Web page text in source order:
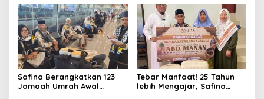
Safina Berangkatkan 123
Jamaah Umrah Awal
Tebar Manfaat! 25 Tahun
lebih Mengajar, Safina